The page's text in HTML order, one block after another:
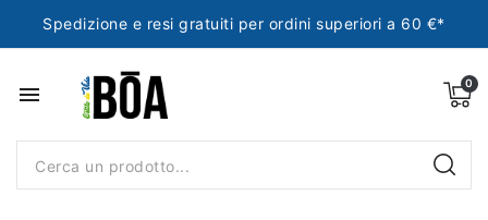
Spedizione e resi gratuiti per ordini superiori a 60 €*
menu